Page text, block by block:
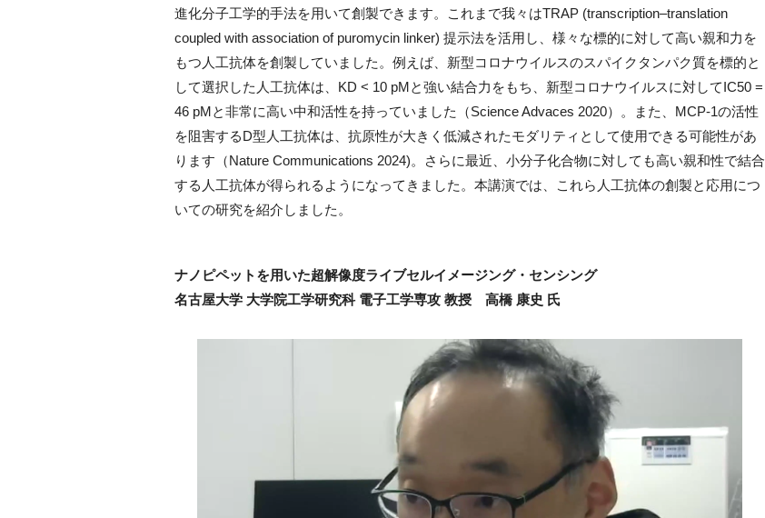
進化分子工学的手法を用いて創製できます。これまで我々はTRAP (transcription–translation
coupled with association of puromycin linker) 提示法を活用し、様々な標的に対して高い親和力を
もつ人工抗体を創製していました。例えば、新型コロナウイルスのスパイクタンパク質を標的と
して選択した人工抗体は、 KD < 10 pMと強い結合力をもち、新型コロナウイルスに対してIC50 =
46 pMと非常に高い中和活性を持っていました（Science Advaces 2020）。また、 MCP-1の活性
を阻害するD型人工抗体は、抗原性が大きく低減されたモダリティとして使用できる可能性があ
ります（Nature Communications 2024)。さらに最近、小分子化合物に対しても高い親和性で結合
する人工抗体が得られるようになってきました。本講演では、これら人工抗体の創製と応用につ
いての研究を紹介しました。
ナノピペットを用いた超解像度ライブセルイメージング・センシング
名古屋大学 大学院工学研究科 電子工学専攻 教授 高橋 康史 氏